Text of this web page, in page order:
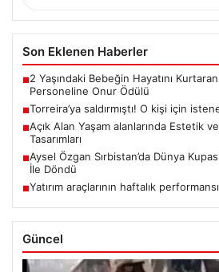
Son Eklenen Haberler
■2 Yaşındaki Bebeğin Hayatını
Personeline Onur Ödülü
■Torreira’ya saldırmıştı! O kişi için
■Açık Alan Yaşam alanlarında Estetik
Tasarımları
■Aysel Özgan Sırbistan’da Dünya
İle Döndü
■Yatırım araçlarının haftalık
Güncel